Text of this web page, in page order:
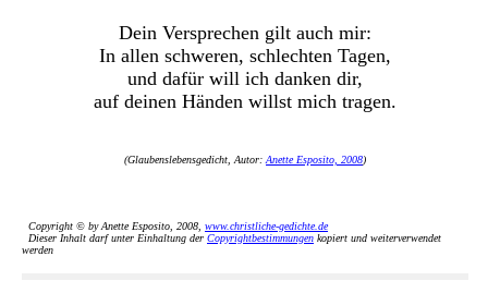
Dein Versprechen gilt auch mir:
In allen schweren, schlechten Tagen,
und dafür will ich danken dir,
auf deinen Händen willst mich tragen.
(Glaubenslebensgedicht, Autor:Anette Esposito, 2008)
Copyright © by Anette Esposito, 2008, www.christliche-gedichte.de
Dieser Inhalt darf unter Einhaltung der Copyrightbestimmungen kopiert und weiterverwendet
werden